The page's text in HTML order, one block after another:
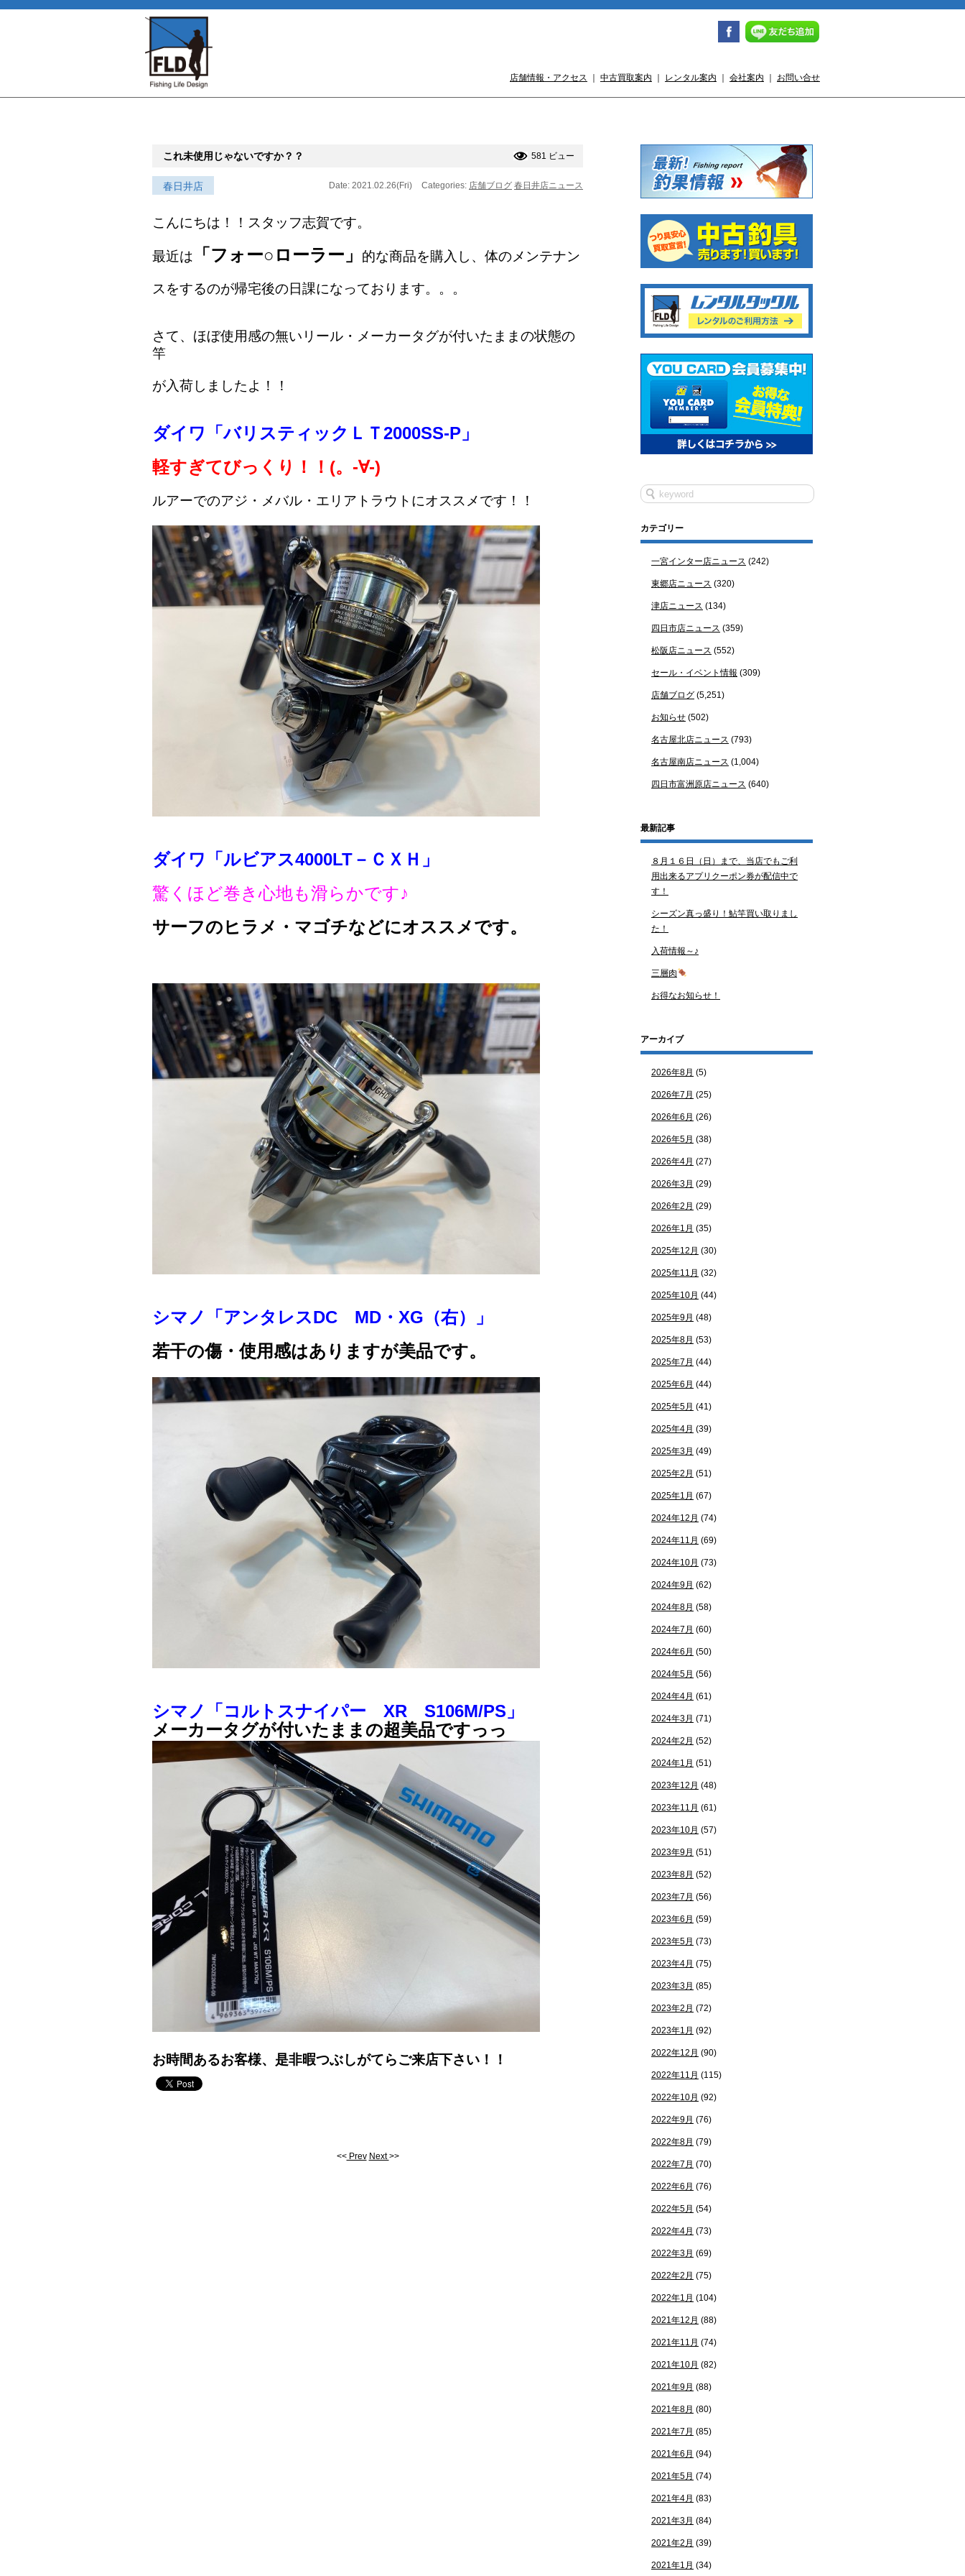
店舗情報・アクセス 中古買取案内 レンタル案内 会社案内 お問い合せ
これ未使用じゃないですか？？ 581 ビュー
春日井店 Date: 2021.02.26(Fri) Categories: 店舗ブログ 春日井店ニュース
こんにちは！！スタッフ志賀です。
最近は 「フォー○ローラー」 的な商品を購入し、体のメンテナン
ス をするのが帰宅後の日課になっております。。。
さて、ほぼ使用感の無いリール・メーカータグが付いたままの状態の
竿
が入荷しましたよ！！
ダイワ「バリスティックＬＴ2000SS-P」
軽すぎてびっくり！！(。-∀-)
ルアーでのアジ・メバル・エリアトラウトにオススメです！！
ダイワ「ルビアス4000LT－ＣＸＨ」
驚くほど巻き心地も滑らかです♪
サーフのヒラメ・マゴチなどにオススメです。
シマノ「アンタレスDC MD・XG（右）」
若干の傷・使用感はありますが美品です。
シマノ「コルトスナイパー XR S106M/PS」
メーカータグが付いたままの超美品ですっっ
お時間あるお客様、是非暇つぶしがてらご来店下さい！！
<<Prev Next>>
カテゴリー
一宮インター店ニュース (242)
東郷店ニュース (320)
津店ニュース (134)
四日市店ニュース (359)
松阪店ニュース (552)
セール・イベント情報 (309)
店舗ブログ (5,251)
お知らせ (502)
名古屋北店ニュース (793)
名古屋南店ニュース (1,004)
四日市富洲原店ニュース (640)
最新記事
８月１６日（日）まで、当店でもご利
用出来るアプリクーポン券が配信中で
す！
シーズン真っ盛り！鮎竿買い取りまし
た！
入荷情報～♪
三層肉
お得なお知らせ！
アーカイブ
2026年8月 (5)
2026年7月 (25)
2026年6月 (26)
2026年5月 (38)
2026年4月 (27)
2026年3月 (29)
2026年2月 (29)
2026年1月 (35)
2025年12月 (30)
2025年11月 (32)
2025年10月 (44)
2025年9月 (48)
2025年8月 (53)
2025年7月 (44)
2025年6月 (44)
2025年5月 (41)
2025年4月 (39)
2025年3月 (49)
2025年2月 (51)
2025年1月 (67)
2024年12月 (74)
2024年11月 (69)
2024年10月 (73)
2024年9月 (62)
2024年8月 (58)
2024年7月 (60)
2024年6月 (50)
2024年5月 (56)
2024年4月 (61)
2024年3月 (71)
2024年2月 (52)
2024年1月 (51)
2023年12月 (48)
2023年11月 (61)
2023年10月 (57)
2023年9月 (51)
2023年8月 (52)
2023年7月 (56)
2023年6月 (59)
2023年5月 (73)
2023年4月 (75)
2023年3月 (85)
2023年2月 (72)
2023年1月 (92)
2022年12月 (90)
2022年11月 (115)
2022年10月 (92)
2022年9月 (76)
2022年8月 (79)
2022年7月 (70)
2022年6月 (76)
2022年5月 (54)
2022年4月 (73)
2022年3月 (69)
2022年2月 (75)
2022年1月 (104)
2021年12月 (88)
2021年11月 (74)
2021年10月 (82)
2021年9月 (88)
2021年8月 (80)
2021年7月 (85)
2021年6月 (94)
2021年5月 (74)
2021年4月 (83)
2021年3月 (84)
2021年2月 (39)
2021年1月 (34)